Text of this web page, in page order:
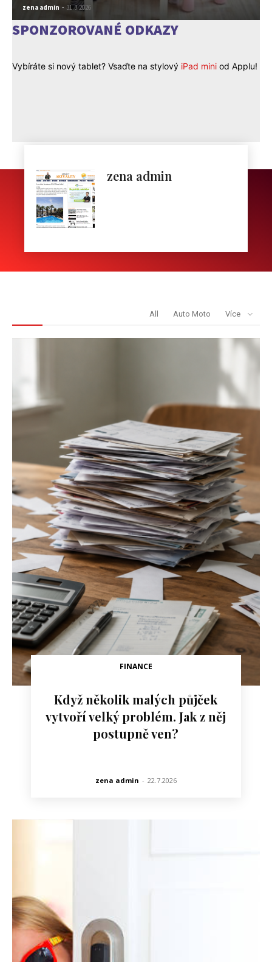
zena admin - 31.3.2026
SPONZOROVANÉ ODKAZY
Vybíráte si nový tablet? Vsaďte na stylový iPad mini od Applu!
zena admin
All Auto Moto Více
FINANCE
Když několik malých půjček
vytvoří velký problém. Jak z něj
postupně ven?
zena admin - 22.7.2026